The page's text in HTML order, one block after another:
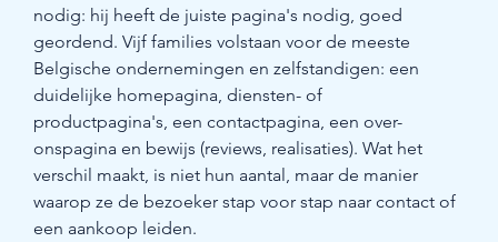
nodig: hij heeft de juiste pagina's nodig, goed
geordend. Vijf families volstaan voor de meeste
Belgische ondernemingen en zelfstandigen: een
duidelijke homepagina, diensten- of
productpagina's, een contactpagina, een over-
onspagina en bewijs (reviews, realisaties). Wat het
verschil maakt, is niet hun aantal, maar de manier
waarop ze de bezoeker stap voor stap naar contact of
een aankoop leiden.